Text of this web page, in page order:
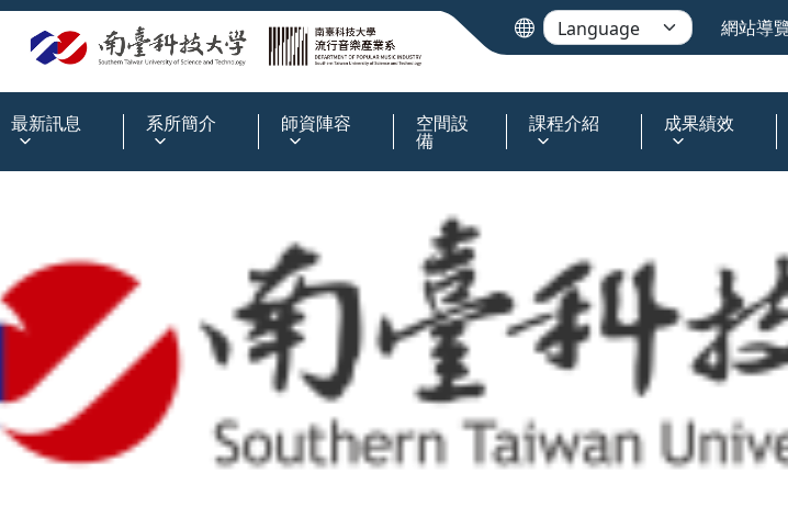
網站導
最新訊息 系所簡介 師資陣容 空間設
備
課程介紹 成果績效